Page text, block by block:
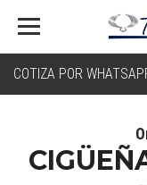
COTIZA POR